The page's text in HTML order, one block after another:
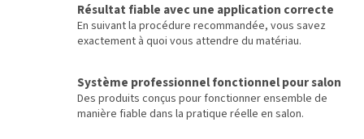
Résultat fiable avec une application correcte
En suivant la procédure recommandée, vous savez
exactement à quoi vous attendre du matériau.
Système professionnel fonctionnel pour salon
Des produits conçus pour fonctionner ensemble de
manière fiable dans la pratique réelle en salon.